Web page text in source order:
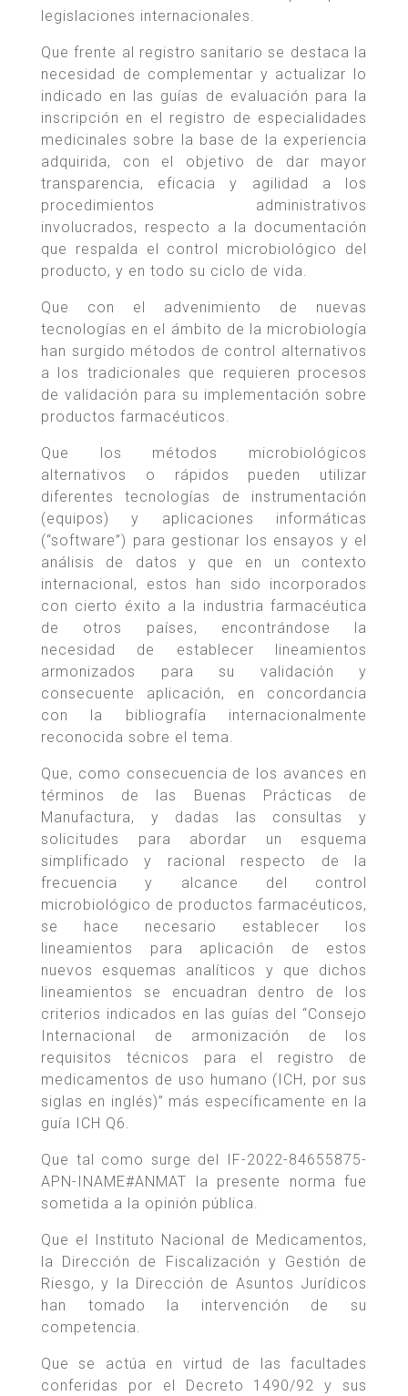
legislaciones internacionales.
Que frente al registro sanitario se destaca la
necesidad de complementar y actualizar lo
indicado en las guías de evaluación para la
inscripción en el registro de especialidades
medicinales sobre la base de la experiencia
adquirida, con el objetivo de dar mayor
transparencia, eficacia y agilidad a los
procedimientos administrativos
involucrados, respecto a la documentación
que respalda el control microbiológico del
producto, y en todo su ciclo de vida.
Que con el advenimiento de nuevas
tecnologías en el ámbito de la microbiología
han surgido métodos de control alternativos
a los tradicionales que requieren procesos
de validación para su implementación sobre
productos farmacéuticos.
Que los métodos microbiológicos
alternativos o rápidos pueden utilizar
diferentes tecnologías de instrumentación
(equipos) y aplicaciones informáticas
(“software”) para gestionar los ensayos y el
análisis de datos y que en un contexto
internacional, estos han sido incorporados
con cierto éxito a la industria farmacéutica
de otros países, encontrándose la
necesidad de establecer lineamientos
armonizados para su validación y
consecuente aplicación, en concordancia
con la bibliografía internacionalmente
reconocida sobre el tema.
Que, como consecuencia de los avances en
términos de las Buenas Prácticas de
Manufactura, y dadas las consultas y
solicitudes para abordar un esquema
simplificado y racional respecto de la
frecuencia y alcance del control
microbiológico de productos farmacéuticos,
se hace necesario establecer los
lineamientos para aplicación de estos
nuevos esquemas analíticos y que dichos
lineamientos se encuadran dentro de los
criterios indicados en las guías del “Consejo
Internacional de armonización de los
requisitos técnicos para el registro de
medicamentos de uso humano (ICH, por sus
siglas en inglés)” más específicamente en la
guía ICH Q6.
Que tal como surge del IF-2022-84655875-
APN-INAME#ANMAT la presente norma fue
sometida a la opinión pública.
Que el Instituto Nacional de Medicamentos,
la Dirección de Fiscalización y Gestión de
Riesgo, y la Dirección de Asuntos Jurídicos
han tomado la intervención de su
competencia.
Que se actúa en virtud de las facultades
conferidas por el Decreto 1490/92 y sus